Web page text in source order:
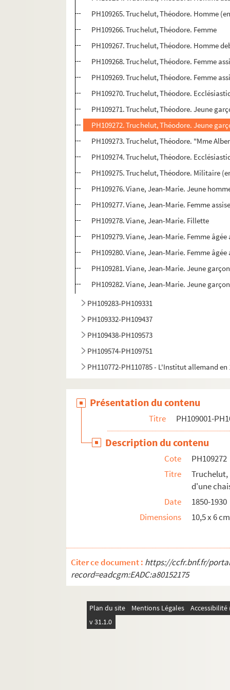
PH109265. Truchelut, Théodore. Homme
PH109266. Truchelut, Théodore. Femme
PH109267. Truchelut, Théodore. Homme
PH109268. Truchelut, Théodore. Femme
PH109269. Truchelut, Théodore. Femme
PH109270. Truchelut, Théodore.
PH109271. Truchelut, Théodore. Jeune
PH109272. Truchelut, Théodore. Jeune
PH109273. Truchelut, Théodore. "Mme
PH109274. Truchelut, Théodore.
PH109275. Truchelut, Théodore. Militaire
PH109276. Viane, Jean-Marie. Jeune
PH109277. Viane, Jean-Marie. Femme
PH109278. Viane, Jean-Marie. Fillette
PH109279. Viane, Jean-Marie. Femme
PH109280. Viane, Jean-Marie. Femme
PH109281. Viane, Jean-Marie. Jeune
PH109282. Viane, Jean-Marie. Jeune
PH109283-PH109331
PH109332-PH109437
PH109438-PH109573
PH109574-PH109751
PH110772-PH110785 - L'Institut allemand en
Présentation du contenu
Titre PH109001-
Description du contenu
Cote
PH109272
Titre
d'une
Date
1850-1930
Dimensions
10,5 x 6 cm
Citer ce document : https://ccfr.bnf.fr/
record=eadcgm:EADC:a80152175
Plan du site Mentions Légales
v 31.1.0